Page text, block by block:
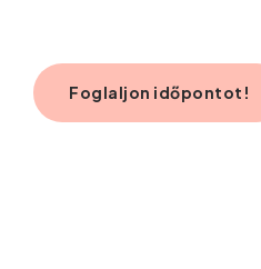
Foglaljon időpontot!